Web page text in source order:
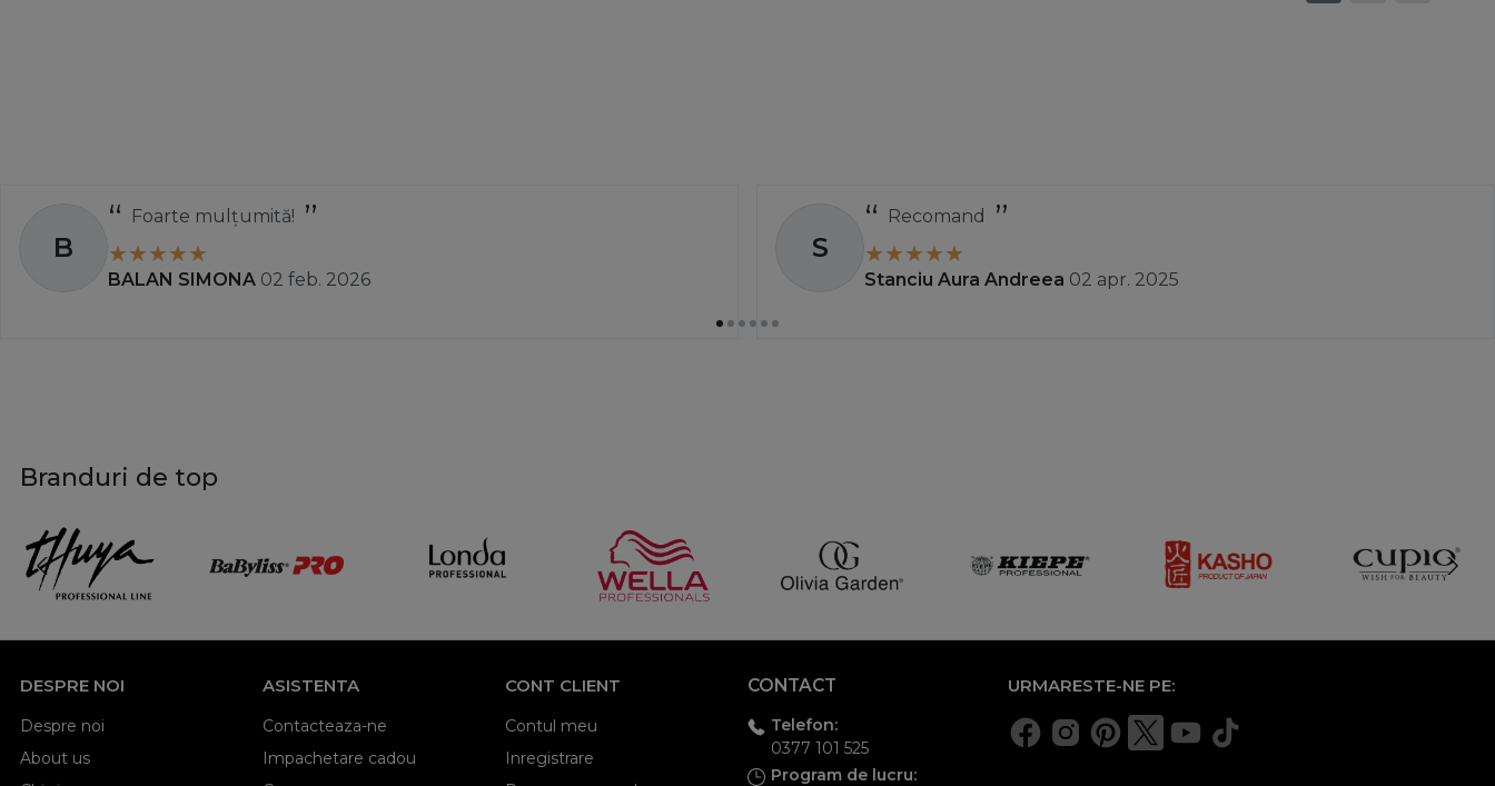
B
Foarte mulțumită!
BALAN SIMONA 02 feb. 2026
S
Recomand
Stanciu Aura Andreea 02 apr. 2025
Branduri de top
DESPRE NOI
Despre noi
About us
ASISTENTA
Contacteaza-ne
Impachetare cadou
CONT CLIENT
Contul meu
Inregistrare
CONTACT
Telefon:
0377 101 525
Program de lucru:
URMARESTE-NE PE: